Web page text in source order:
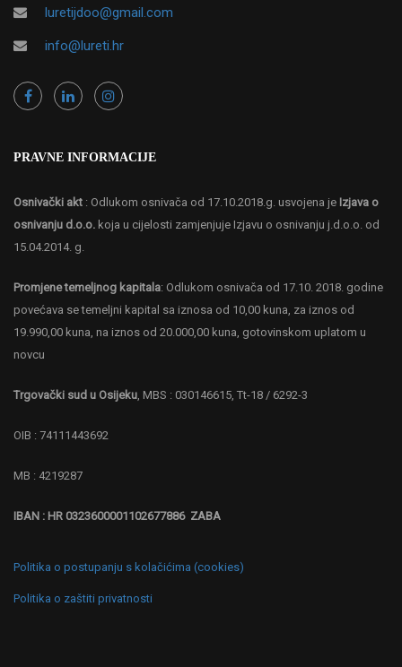
luretijdoo@gmail.com
info@lureti.hr
PRAVNE INFORMACIJE
Osnivački akt : Odlukom osnivača od 17.10.2018.g. usvojena je Izjava o
osnivanju d.o.o. koja u cijelosti zamjenjuje Izjavu o osnivanju j.d.o.o. od
15.04.2014. g.
Promjene temeljnog kapitala: Odlukom osnivača od 17.10. 2018. godine
povećava se temeljni kapital sa iznosa od 10,00 kuna, za iznos od
19.990,00 kuna, na iznos od 20.000,00 kuna, gotovinskom uplatom u
novcu
Trgovački sud u Osijeku , MBS : 030146615, Tt-18 / 6292-3
OIB : 74111443692
MB : 4219287
IBAN : HR 0323600001102677886 ZABA
Politika o postupanju s kolačićima (cookies)
Politika o zaštiti privatnosti